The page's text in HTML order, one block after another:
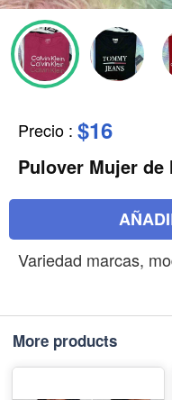
Precio : $16
Pulover Mujer de
Variedad marcas,
More products